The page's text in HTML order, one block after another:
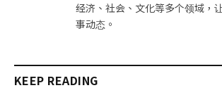
经济、社会、文化等多个领域，
事动态。
KEEP READING